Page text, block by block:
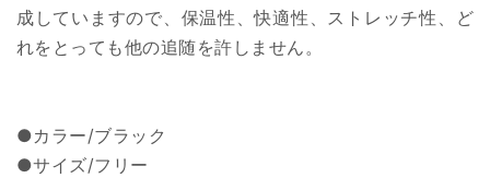
成していますので、保温性、快適性、ストレッチ性、ど
れをとっても他の追随を許しません。
●カラー/ブラック
●サイズ/フリー